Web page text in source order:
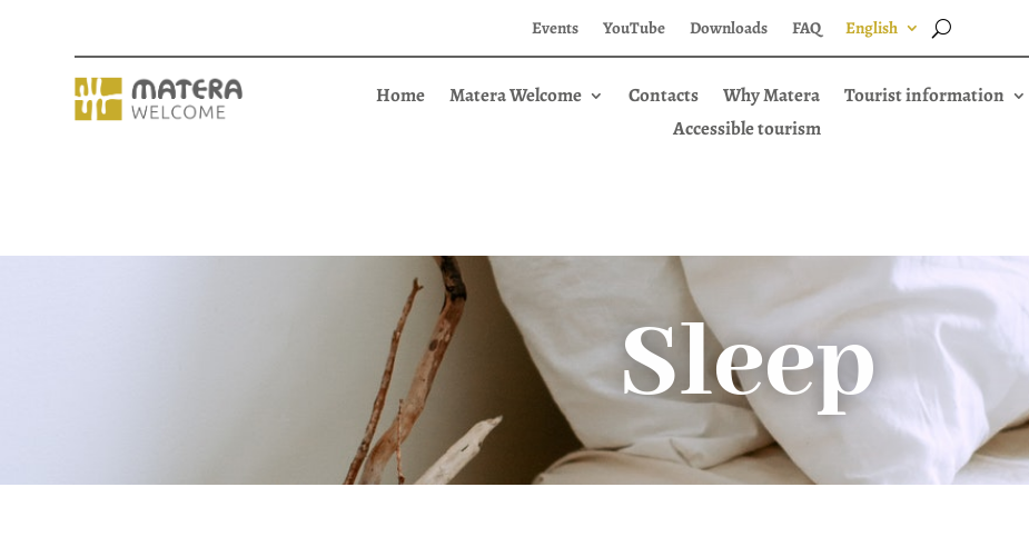
Events YouTube Downloads FAQ English
Home Matera Welcome Contacts Why Matera Tourist information
Accessible tourism
Sleep